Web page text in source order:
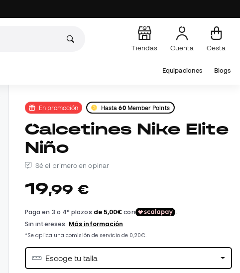
Tiendas Cuenta Cesta
Equipaciones Blogs
En promoción Hasta60Member Points
Calcetines Nike Elite
Niño
Sé el primero en opinar
19,99 €
Escoge tu talla